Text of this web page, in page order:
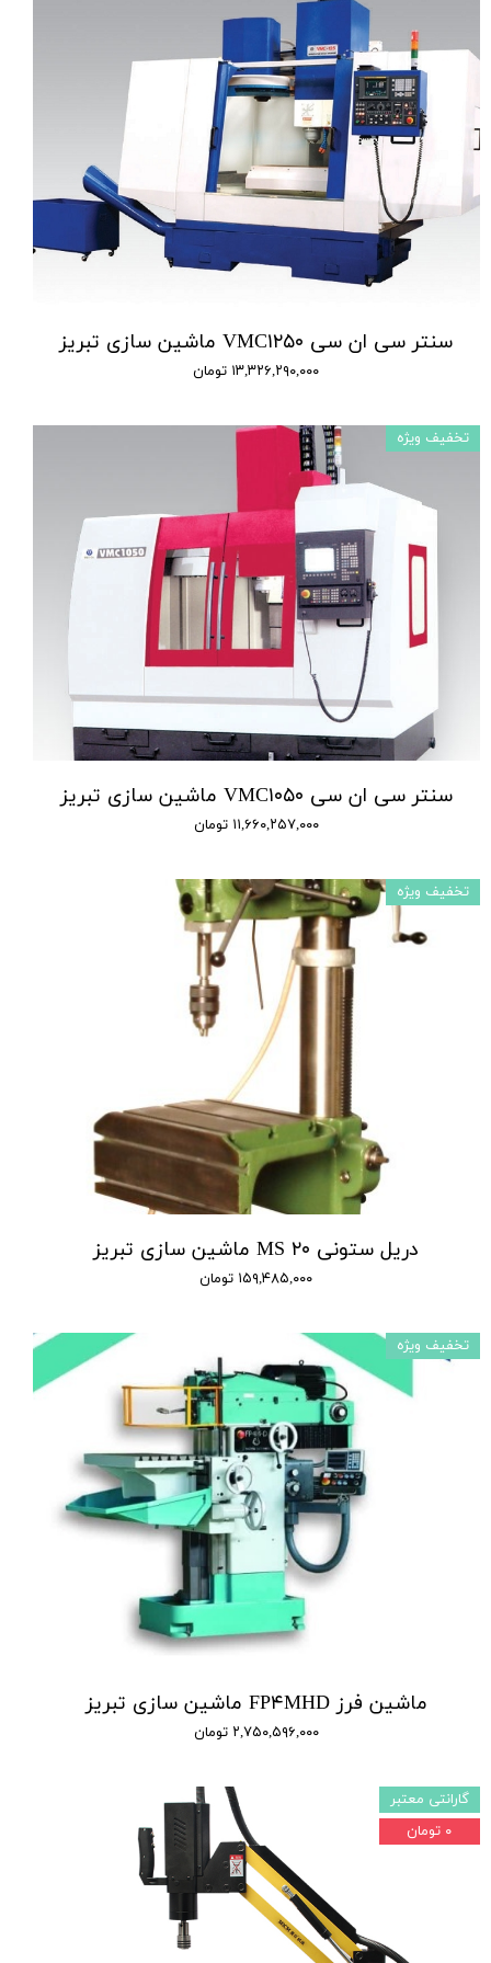
سنتر سی ان سی VMC۱۲۵۰ ماشین سازی تبریز
۱۳,۳۲۶,۲۹۰,۰۰۰ تومان
سنتر سی ان سی VMC۱۰۵۰ ماشین سازی تبریز
۱۱,۶۶۰,۲۵۷,۰۰۰ تومان
تخفیف ویژه
دریل ستونی MS ۲۰ ماشین سازی تبریز
۱۵۹,۴۸۵,۰۰۰ تومان
تخفیف ویژه
ماشین فرز FP۴MHD ماشین سازی تبریز
۲,۷۵۰,۵۹۶,۰۰۰ تومان
تخفیف ویژه
گارانتی معتبر
۰ تومان